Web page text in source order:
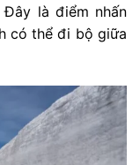
là điểm nhấn
có thể đi bộ giữa